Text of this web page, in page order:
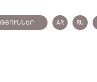
AR RU